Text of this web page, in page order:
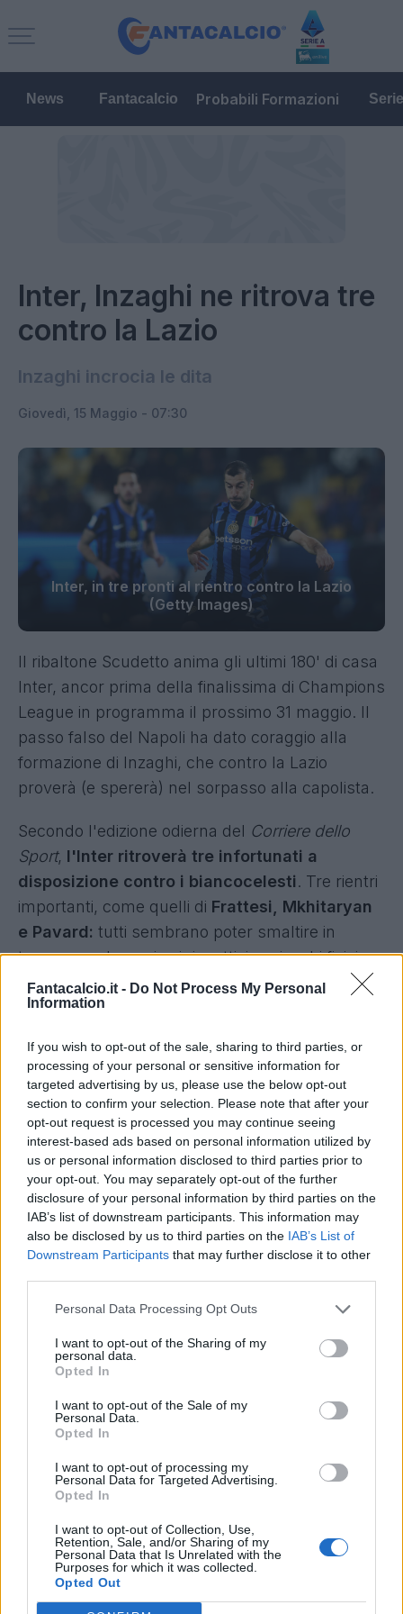
Fantacalcio.it - Do Not Process My Personal
Information
If you wish to opt-out of the sale, sharing to third parties, or
processing of your personal or sensitive information for
targeted advertising by us, please use the below opt-out
section to confirm your selection. Please note that after your
opt-out request is processed you may continue seeing
interest-based ads based on personal information utilized by
us or personal information disclosed to third parties prior to
your opt-out. You may separately opt-out of the further
disclosure of your personal information by third parties on the
IAB’s list of downstream participants. This information may
also be disclosed by us to third parties on the IAB’s List of
Downstream Participants that may further disclose it to other
Personal Data Processing Opt Outs
I want to opt-out of the Sharing of my
personal data.
Opted In
I want to opt-out of the Sale of my
Personal Data.
Opted In
I want to opt-out of processing my
Personal Data for Targeted Advertising.
Opted In
I want to opt-out of Collection, Use,
Retention, Sale, and/or Sharing of my
Personal Data that Is Unrelated with the
Purposes for which it was collected.
Opted Out
News Fantacalcio Probabili Formazioni
Inter, Inzaghi ne ritrova tre
contro la Lazio
Inzaghi incrocia le dita
Giovedì, 15 Maggio - 07:30
Inter, in tre pronti al rientro contro la Lazio
(Getty Images)
Il ribaltone Scudetto anima gli ultimi 180' di casa
Inter, ancor prima della finalissima di Champions
League in programma il prossimo 31 maggio. Il
passo falso del Napoli ha dato coraggio alla
formazione di Inzaghi, che contro la Lazio
proverà (e spererà) nel sorpasso alla capolista.
Secondo l'edizione odierna del Corriere dello
Sport, l'Inter ritroverà tre infortunati a
disposizione contro i biancocelesti. Tre rientri
importanti, come quelli di Frattesi, Mkhitaryan
e Pavard: tutti sembrano poter smaltire in
tempo per domenica i rispettivi acciacchi fisici,
tornando arruolabili per la gara delle 20.45.
L'infermeria, però, non si svuoterà al
100%.Lautaro Martinez resta a forte rischio
per la gara contro la Lazio
. Nessuna fretta e
massima tutela in vista della finale. Difficilmente
il capitano nerazzurro recupererà per il match
del 18 maggio, ancora alle prese com'è con il
problema muscolare rimediato contro il
Barcellona.
Autore